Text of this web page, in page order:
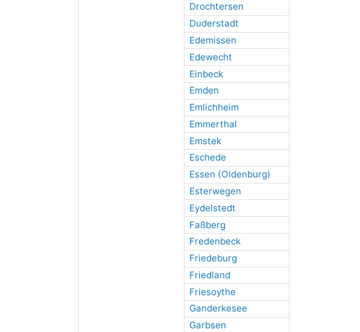
Drochtersen
Duderstadt
Edemissen
Edewecht
Einbeck
Emden
Emlichheim
Emmerthal
Emstek
Eschede
Essen (Oldenburg)
Esterwegen
Eydelstedt
Faßberg
Fredenbeck
Friedeburg
Friedland
Friesoythe
Ganderkesee
Garbsen